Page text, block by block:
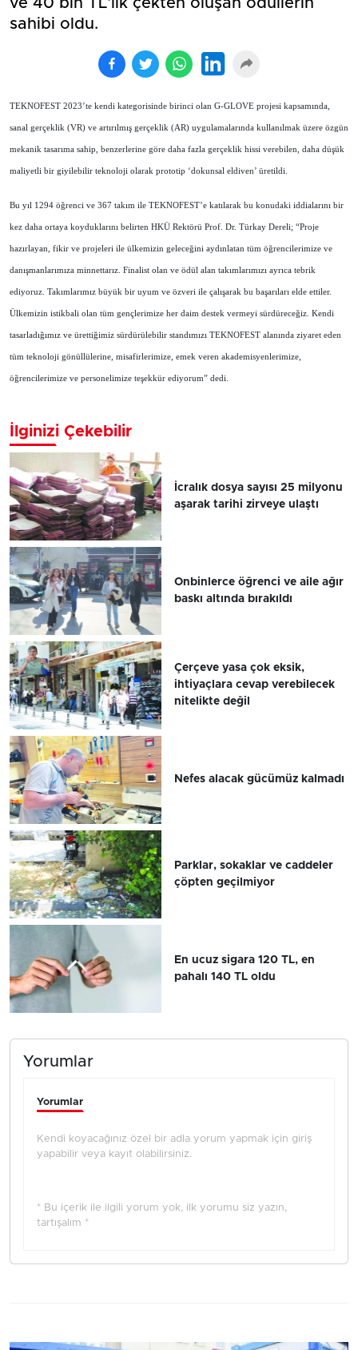
sahibi oldu.
TEKNOFEST 2023’te kendi kategorisinde birinci olan G-GLOVE projesi kapsamında,
sanal gerçeklik (VR) ve artırılmış gerçeklik (AR) uygulamalarında kullanılmak üzere özgün
mekanik tasarıma sahip, benzerlerine göre daha fazla gerçeklik hissi verebilen, daha düşük
maliyetli bir giyilebilir teknoloji olarak prototip ‘dokunsal eldiven’ üretildi.
Bu yıl 1294 öğrenci ve 367 takım ile TEKNOFEST’e katılarak bu konudaki iddialarını bir
kez daha ortaya koyduklarını belirten HKÜ Rektörü Prof. Dr. Türkay Dereli; “Proje
hazırlayan, fikir ve projeleri ile ülkemizin geleceğini aydınlatan tüm öğrencilerimize ve
danışmanlarımıza minnettarız. Finalist olan ve ödül alan takımlarımızı ayrıca tebrik
ediyoruz. Takımlarımız büyük bir uyum ve özveri ile çalışarak bu başarıları elde ettiler.
Ülkemizin istikbali olan tüm gençlerimize her daim destek vermeyi sürdüreceğiz. Kendi
tasarladığımız ve ürettiğimiz sürdürülebilir standımızı TEKNOFEST alanında ziyaret eden
tüm teknoloji gönüllülerine, misafirlerimize, emek veren akademisyenlerimize,
öğrencilerimize ve personelimize teşekkür ediyorum” dedi.
İlginizi Çekebilir
İcralık dosya sayısı 25 milyonu
aşarak tarihi zirveye ulaştı
Onbinlerce öğrenci ve aile ağır
baskı altında bırakıldı
Çerçeve yasa çok eksik,
ihtiyaçlara cevap verebilecek
nitelikte değil
Nefes alacak gücümüz kalmadı
Parklar, sokaklar ve caddeler
çöpten geçilmiyor
En ucuz sigara 120 TL, en
pahalı 140 TL oldu
Yorumlar
Yorumlar
Kendi koyacağınız özel bir adla yorum yapmak için giriş
yapabilir veya kayıt olabilirsiniz.
* Bu içerik ile ilgili yorum yok, ilk yorumu siz yazın,
tartışalım *